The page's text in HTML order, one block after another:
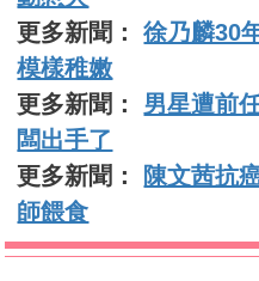
更多新聞：徐乃麟30
模樣稚嫩
更多新聞： 男星遭前
闆出手了
更多新聞：
陳文茜抗
師餵食